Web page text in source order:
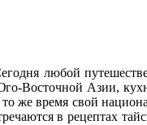
любой
Восточной Азии,
то же время свой
в рецептах